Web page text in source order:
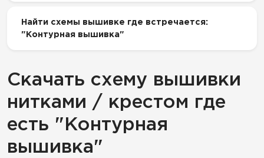
Найти схемы вышивке где встречается:
"Контурная вышивка"
Скачать схему вышивки
нитками / крестом где
есть "Контурная
вышивка"